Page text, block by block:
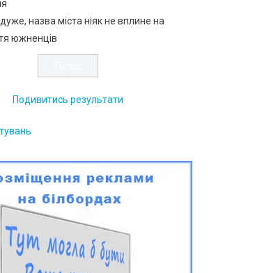
назва міста ніяк не вплине на
южненців
Подивитись результати